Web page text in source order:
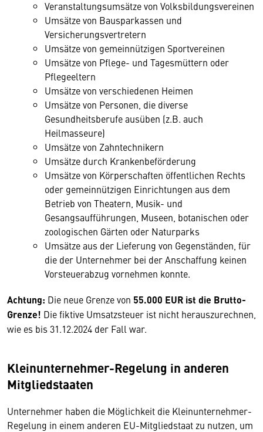
Veranstaltungsumsätze von Volksbildungsvereinen
Umsätze von Bausparkassen und
Versicherungsvertretern
Umsätze von gemeinnützigen Sportvereinen
Umsätze von Pflege- und Tagesmüttern oder
Pflegeeltern
Umsätze von verschiedenen Heimen
Umsätze von Personen, die diverse
Gesundheitsberufe ausüben (z.B. auch
Heilmasseure)
Umsätze von Zahntechnikern
Umsätze durch Krankenbeförderung
Umsätze von Körperschaften öffentlichen Rechts
oder gemeinnützigen Einrichtungen aus dem
Betrieb von Theatern, Musik- und
Gesangsaufführungen, Museen, botanischen oder
zoologischen Gärten oder Naturparks
Umsätze aus der Lieferung von Gegenständen, für
die der Unternehmer bei der Anschaffung keinen
Vorsteuerabzug vornehmen konnte.
Achtung: Die neue Grenze von 55.000 EUR ist die Brutto-
Grenze! Die fiktive Umsatzsteuer ist nicht herauszurechnen,
wie es bis 31.12.2024 der Fall war.
Kleinunternehmer-Regelung in anderen
Mitgliedstaaten
Unternehmer haben die Möglichkeit die Kleinunternehmer-
Regelung in einem anderen EU-Mitgliedstaat zu nutzen, um